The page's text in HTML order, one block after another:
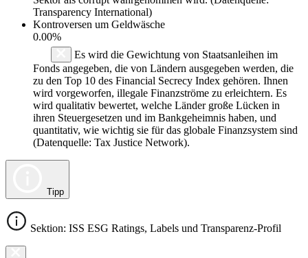
Transparency International)
Kontroversen um Geldwäsche
0.00%
Es wird die Gewichtung von Staatsanleihen im
Fonds angegeben, die von Ländern ausgegeben werden, die
zu den Top 10 des Financial Secrecy Index gehören. Ihnen
wird vorgeworfen, illegale Finanzströme zu erleichtern. Es
wird qualitativ bewertet, welche Länder große Lücken in
ihren Steuergesetzen und im Bankgeheimnis haben, und
quantitativ, wie wichtig sie für das globale Finanzsystem sind
(Datenquelle: Tax Justice Network).
Tipp
Sektion: ISS ESG Ratings, Labels und Transparenz-Profil